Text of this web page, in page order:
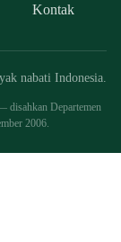
Kontak
nabati Indonesia.
disahkan Departemen
2006.